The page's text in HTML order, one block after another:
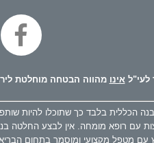
לעי"לאינו מהווה הבטחה מוחלטת
הכללית בלבד כך שתוכלו להיות
עם רופא מומחה. אין לבצע החלטה
עם מטפל מקצועי ומוסמך בתחום